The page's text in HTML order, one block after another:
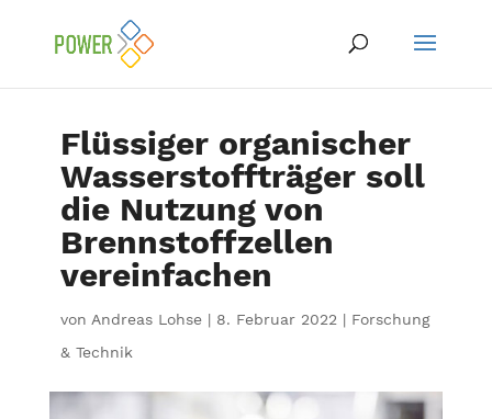
Flüssiger organischer
Wasserstoffträger soll
die Nutzung von
Brennstoffzellen
vereinfachen
von Andreas Lohse| 8. Februar 2022 | Forschung
& Technik